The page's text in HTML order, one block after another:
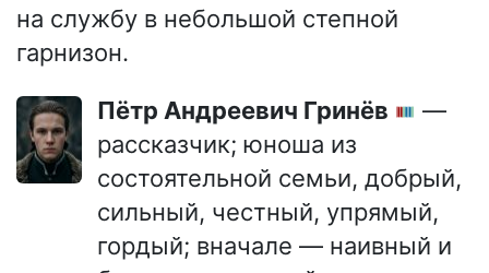
на службу в небольшой степной
гарнизон.
Пётр Андреевич Гринёв
—
рассказчик; юноша из
состоятельной семьи, добрый,
сильный, честный, упрямый,
гордый; вначале — наивный и